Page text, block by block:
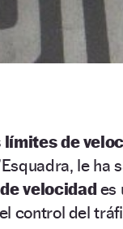
de
le ha
velocidades
control del